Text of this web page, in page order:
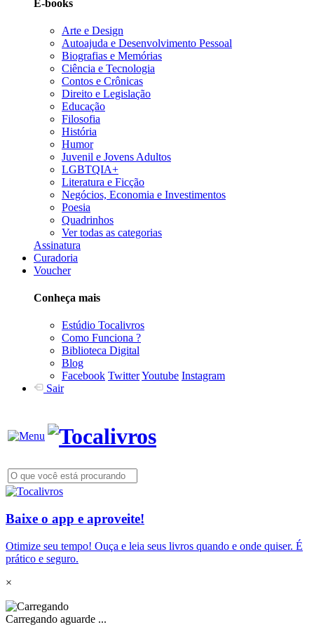
E-books
Arte e Design
Autoajuda e Desenvolvimento Pessoal
Biografias e Memórias
Ciência e Tecnologia
Contos e Crônicas
Direito e Legislação
Educação
Filosofia
História
Humor
Juvenil e Jovens Adultos
LGBTQIA+
Literatura e Ficção
Negócios, Economia e Investimentos
Poesia
Quadrinhos
Ver todas as categorias
Assinatura
Curadoria
Voucher
Conheça mais
Estúdio Tocalivros
Como Funciona ?
Biblioteca Digital
Blog
Facebook TwitterYoutube Instagram
Sair
Baixe o app e aproveite!
Otimize seu tempo! Ouça e leia seus livros quando e onde quiser. É
prático e seguro.
×
Carregando aguarde ...